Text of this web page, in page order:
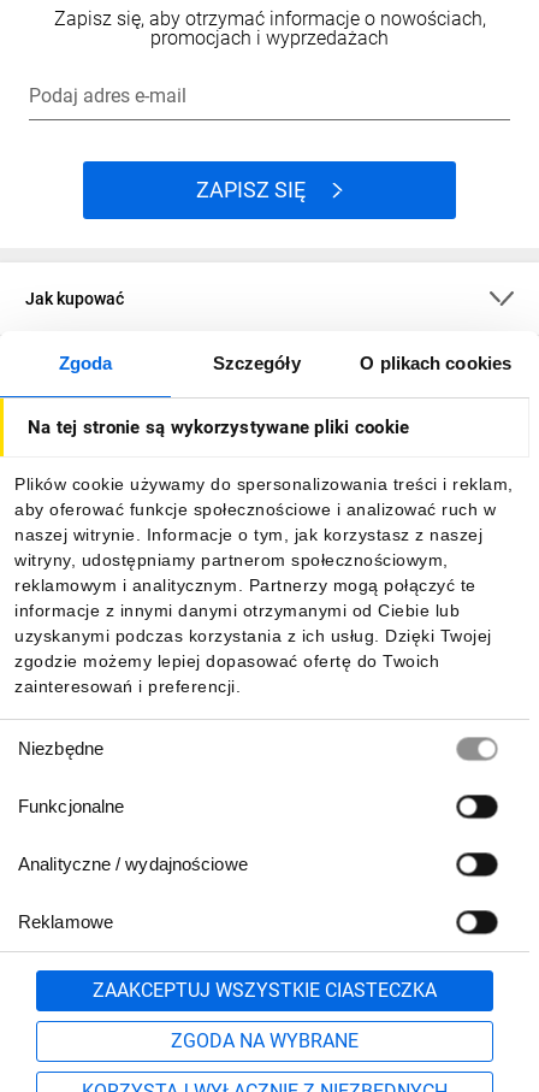
Zgoda Szczegóły O plikach cookies
Na tej stronie są wykorzystywane pliki cookie
Plików cookie używamy do spersonalizowania treści i reklam,
aby oferować funkcje społecznościowe i analizować ruch w
naszej witrynie. Informacje o tym, jak korzystasz z naszej
witryny, udostępniamy partnerom społecznościowym,
reklamowym i analitycznym. Partnerzy mogą połączyć te
informacje z innymi danymi otrzymanymi od Ciebie lub
uzyskanymi podczas korzystania z ich usług. Dzięki Twojej
zgodzie możemy lepiej dopasować ofertę do Twoich
zainteresowań i preferencji.
zgody
Niezbędne
Funkcjonalne
Analityczne / wydajnościowe
Reklamowe
ZAAKCEPTUJ WSZYSTKIE CIASTECZKA
ZGODA NA WYBRANE
Zapisz się, aby otrzymać informacje o nowościach,
promocjach i wyprzedażach
Podaj adres e-mail
ZAPISZ SIĘ
Jak kupować
O firmie
Informacje
Pobierz naszą aplikację mobilną:
801 500 700 lub
71 37 61 600
Formularz kontaktowy